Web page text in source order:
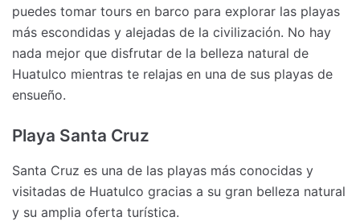
puedes tomar tours en barco para explorar las playas
más escondidas y alejadas de la civilización. No hay
nada mejor que disfrutar de la belleza natural de
Huatulco mientras te relajas en una de sus playas de
ensueño.
Playa Santa Cruz
Santa Cruz es una de las playas más conocidas y
visitadas de Huatulco gracias a su gran belleza natural
y su amplia oferta turística.